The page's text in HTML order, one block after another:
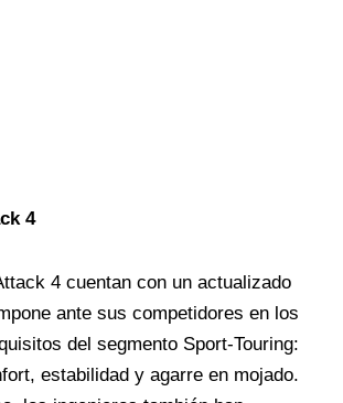
4
4 cuentan con un actualizado
ante sus competidores en los
del segmento Sport-Touring:
estabilidad y agarre en mojado.